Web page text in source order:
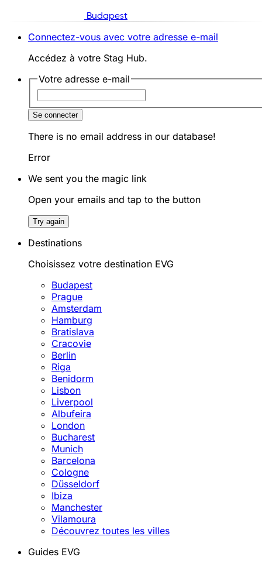
Budapest
Connectez-vous avec votre adresse e-mail
Accédez à votre Stag Hub.
Votre adresse e-mail
Se connecter
There is no email address in our database!
Error
We sent you the magic link
Open your emails and tap to the button
Try again
Destinations
Choisissez votre destination EVG
Budapest
Prague
Amsterdam
Hamburg
Bratislava
Cracovie
Berlin
Riga
Benidorm
Lisbon
Liverpool
Albufeira
London
Bucharest
Munich
Barcelona
Cologne
Düsseldorf
Ibiza
Manchester
Vilamoura
Découvrez toutes les villes
Guides EVG